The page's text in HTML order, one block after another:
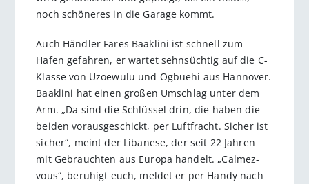
noch schöneres in die Garage kommt.
Auch Händler Fares Baaklini ist schnell zum
Hafen gefahren, er wartet sehnsüchtig auf die C-
Klasse von Uzoewulu und Ogbuehi aus Hannover.
Baaklini hat einen großen Umschlag unter dem
Arm. „Da sind die Schlüssel drin, die haben die
beiden vorausgeschickt, per Luftfracht. Sicher ist
sicher“, meint der Libanese, der seit 22 Jahren
mit Gebrauchten aus Europa handelt. „Calmez-
vous“, beruhigt euch, meldet er per Handy nach